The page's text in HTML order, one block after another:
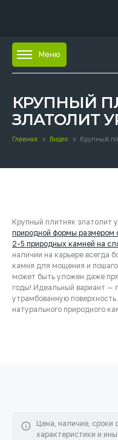
Меню
КРУПНЫЙ
ЗЛАТОЛИТ
Главная Видео Крупный
Крупный плитняк златолит
природной формы размером
2-5 природных камней на
наличии на карьере всегда
камня для мощения и
может быть уложен даже
годы! Идеальный вариант —
утрамбованную
натурального природного
Цена, наличие, сроки
характеристики и